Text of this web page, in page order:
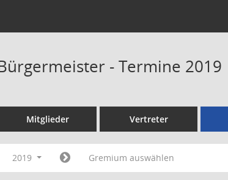
- Termine 2019
Mitglieder Vertreter
2019 Gremium auswählen